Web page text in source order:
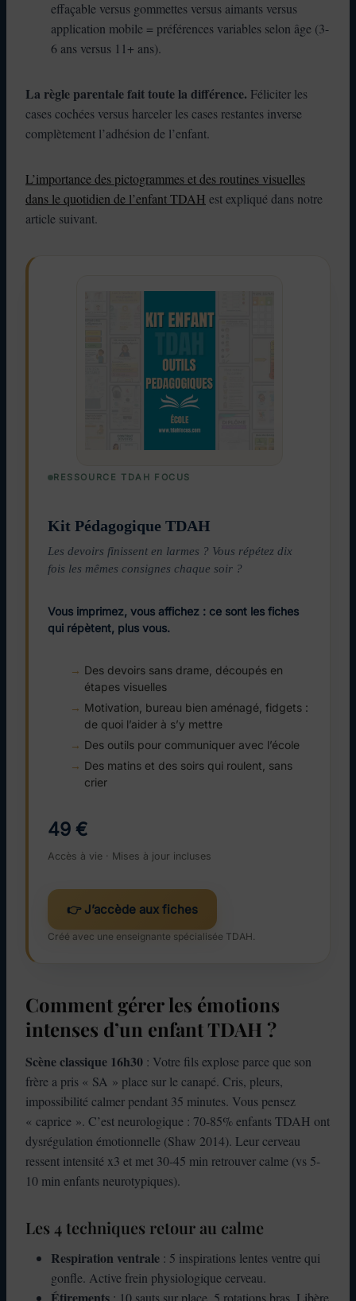
effaçable versus gommettes versus aimants versus
application mobile = préférences variables selon âge (3-
6 ans versus 11+ ans).
La règle parentale fait toute la différence. Féliciter les
cases cochées versus harceler les cases restantes inverse
complètement l’adhésion de l’enfant.
L’importance des pictogrammes et des routines visuelles
dans le quotidien de l’enfant TDAH est expliqué dans notre
article suivant.
RESSOURCE TDAH FOCUS
Kit Pédagogique TDAH
Les devoirs finissent en larmes ? Vous répétez dix
fois les mêmes consignes chaque soir ?
Vous imprimez, vous affichez : ce sont les fiches
qui répètent, plus vous.
Des devoirs sans drame, découpés en
étapes visuelles
Motivation, bureau bien aménagé, fidgets :
de quoi l’aider à s’y mettre
Des outils pour communiquer avec l’école
Des matins et des soirs qui roulent, sans
crier
49 €
Accès à vie · Mises à jour incluses
👉 J’accède aux fiches
Créé avec une enseignante spécialisée TDAH.
Comment gérer les émotions
intenses d’un enfant TDAH ?
Scène classique 16h30 : Votre fils explose parce que son
frère a pris « SA » place sur le canapé. Cris, pleurs,
impossibilité calmer pendant 35 minutes. Vous pensez
« caprice ». C’est neurologique : 70-85% enfants TDAH ont
dysrégulation émotionnelle (Shaw 2014). Leur cerveau
ressent intensité x3 et met 30-45 min retrouver calme (vs 5-
10 min enfants neurotypiques).
Les 4 techniques retour au calme
Respiration ventrale : 5 inspirations lentes ventre qui
gonfle. Active frein physiologique cerveau.
: 10 sauts sur place, 5 rotations bras. Libère